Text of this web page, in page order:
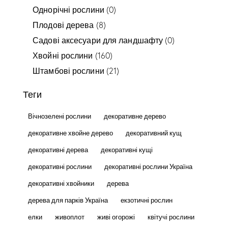
Однорічні рослини (0)
Плодові дерева (8)
Садові аксесуари для ландшафту (0)
Хвойні рослини (160)
Штамбові рослини (21)
Теги
Вічнозелені рослини
декоративне дерево
декоративне хвойне дерево
декоративний кущ
декоративні дерева
декоративні кущі
декоративні рослини
декоративні рослини Україна
декоративні хвойники
дерева
дерева для парків Україна
екзотичні рослин
елки
живоплот живі огорожі
квітучі рослини